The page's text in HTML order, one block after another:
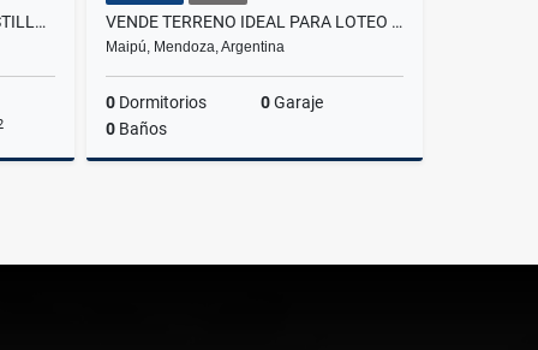
CASA EN VENTA BARRIO LA BASTILLA 430 M2 VENDE TERRENO IDEAL PARA LOTEO EN LUNLUNTA, MAIPÚ, MENDOZA.
Maipú, Mendoza, Argentina
0Dormitorios 0Garaje
0Baños